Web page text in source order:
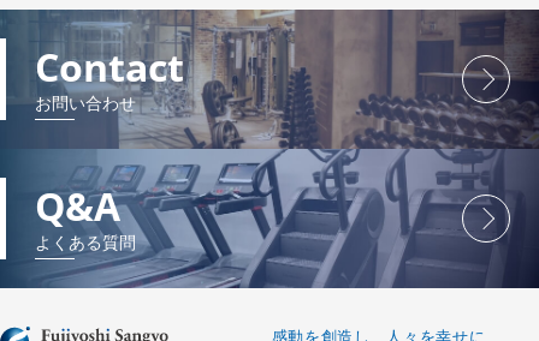
Contact
お問い合わせ
Q&A
よくある質問
感動を創造し、人々を幸せに